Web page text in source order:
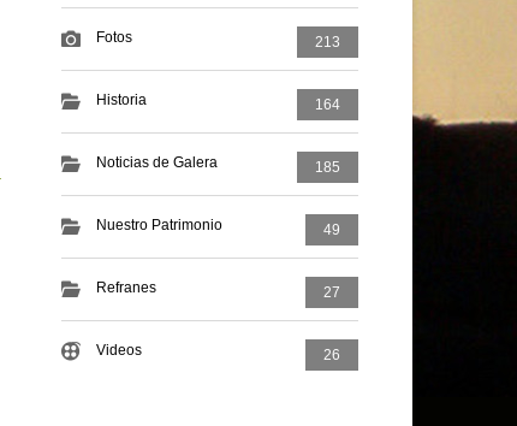
Fotos 213
Historia 164
Noticias de Galera 185
Nuestro Patrimonio 49
Refranes 27
Videos 26